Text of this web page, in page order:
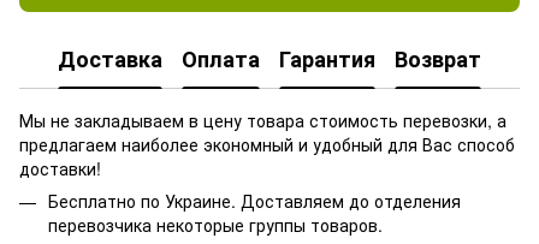
Доставка Оплата Гарантия Возврат
Мы не закладываем в цену товара стоимость перевозки, а
предлагаем наиболее экономный и удобный для Вас способ
доставки!
Бесплатно по Украине. Доставляем до отделения
перевозчика некоторые группы товаров.